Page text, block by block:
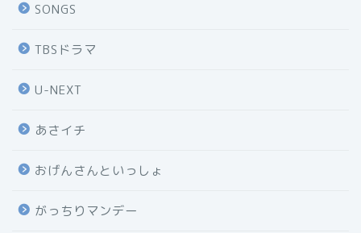
SONGS
TBSドラマ
U-NEXT
あさイチ
おげんさんといっしょ
がっちりマンデー